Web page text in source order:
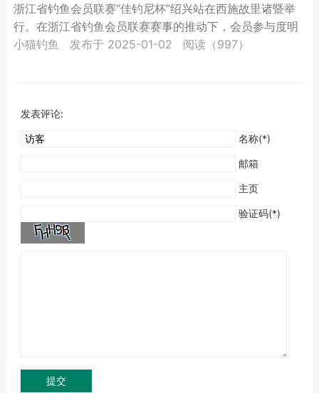
浙江省钓鱼会员联赛“佳钓尼杯”绍兴站在西施故里诸暨举
行。在浙江省钓鱼会员联赛赛事的推动下，会员参与度明
显提升，不少前几站已取得好成绩的，甚至已有国家级头
小猫钓鱼 发布于 2025-01-02 阅读（997）
发表评论:
名称(*)
邮箱
主页
验证码(*)